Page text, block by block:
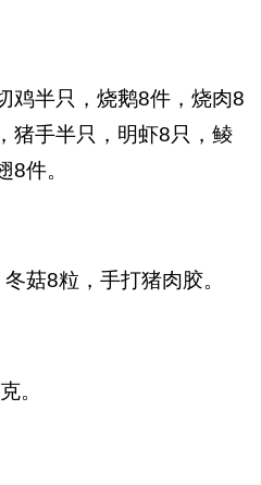
鸡半只，烧鹅8件，烧肉8
猪手半只，明虾8只，鲮
8件。
菇8粒，手打猪肉胶。
。